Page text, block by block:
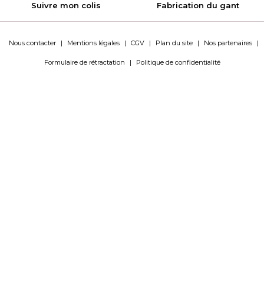
Suivre mon colis Fabrication du gant
Nous contacter | Mentions légales | CGV | Plan du site | Nos partenaires |
Formulaire de rétractation | Politique de confidentialité